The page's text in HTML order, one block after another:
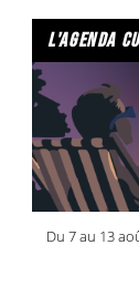
l'agenda
Du 7 au 13